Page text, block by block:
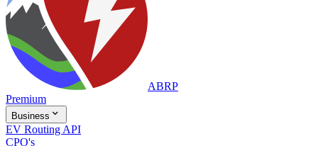
ABRP
Premium
Business 
EV Routing API
CPO's